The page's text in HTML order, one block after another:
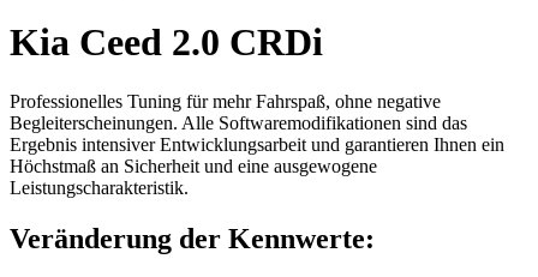
Kia Ceed 2.0 CRDi
Professionelles Tuning für mehr Fahrspaß, ohne negative
Begleiterscheinungen. Alle Softwaremodifikationen sind das
Ergebnis intensiver Entwicklungsarbeit und garantieren Ihnen ein
Höchstmaß an Sicherheit und eine ausgewogene
Leistungscharakteristik.
Veränderung der Kennwerte: